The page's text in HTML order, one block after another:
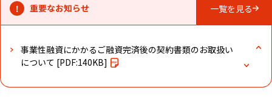
重要なお知らせ
あいち銀行のホームページを公開しました。
事業性融資にかかるご融資完済後の契約書類のお取扱い
について [PDF:140KB]
一覧を見る